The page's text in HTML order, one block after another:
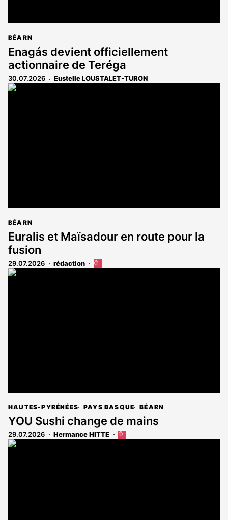
BÉARN
Enagás devient officiellement
actionnaire de Teréga
30.07.2026 Eustelle LOUSTALET-TURON
BÉARN
Euralis et Maïsadour en route pour la
fusion
29.07.2026 rédaction
Cet
HAUTES-PYRÉNÉES PAYS BASQUE BÉARN
YOU Sushi change de mains
29.07.2026 Hermance HITTE
Cet